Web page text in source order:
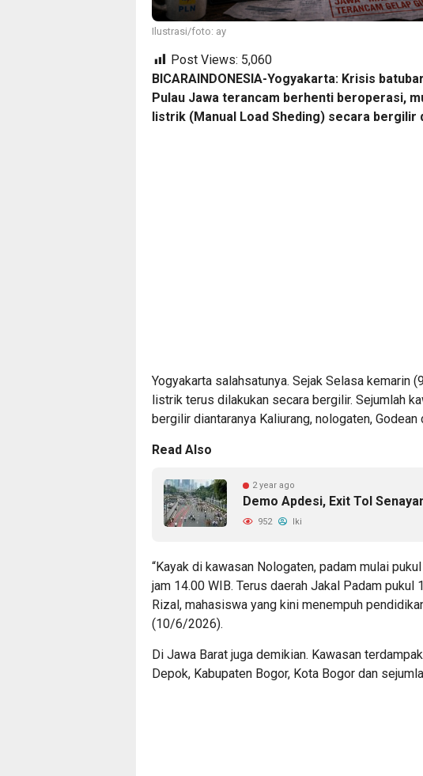
Ilustrasi/foto: ay
Post Views: 5,060
BICARAINDONESIA-Yogyakarta: Krisis
Pulau Jawa terancam berhenti beroperasi,
listrik (Manual Load Sheding) secara bergilir
Yogyakarta salahsatunya. Sejak Selasa kemarin
listrik terus dilakukan secara bergilir. Sejumlah
bergilir diantaranya Kaliurang, nologaten, Godean
Read Also
2 year ago
Demo Apdesi, Exit Tol
952 Iki
“Kayak di kawasan Nologaten, padam mulai
jam 14.00 WIB. Terus daerah Jakal Padam pukul
Rizal, mahasiswa yang kini menempuh
(10/6/2026).
Di Jawa Barat juga demikian. Kawasan
Depok, Kabupaten Bogor, Kota Bogor dan